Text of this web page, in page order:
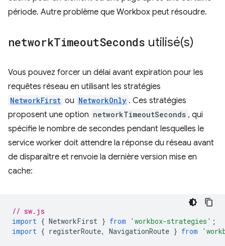
période. Autre problème que Workbox peut résoudre.
networkTimeoutSeconds utilisé(s)
Vous pouvez forcer un délai avant expiration pour les
requêtes réseau en utilisant les stratégies
NetworkFirst ou NetworkOnly . Ces stratégies
proposent une option networkTimeoutSeconds , qui
spécifie le nombre de secondes pendant lesquelles le
service worker doit attendre la réponse du réseau avant
de disparaître et renvoie la dernière version mise en
cache:
// sw.js
import { NetworkFirst } from 'workbox-strategies' ;
import { registerRoute, NavigationRoute } from